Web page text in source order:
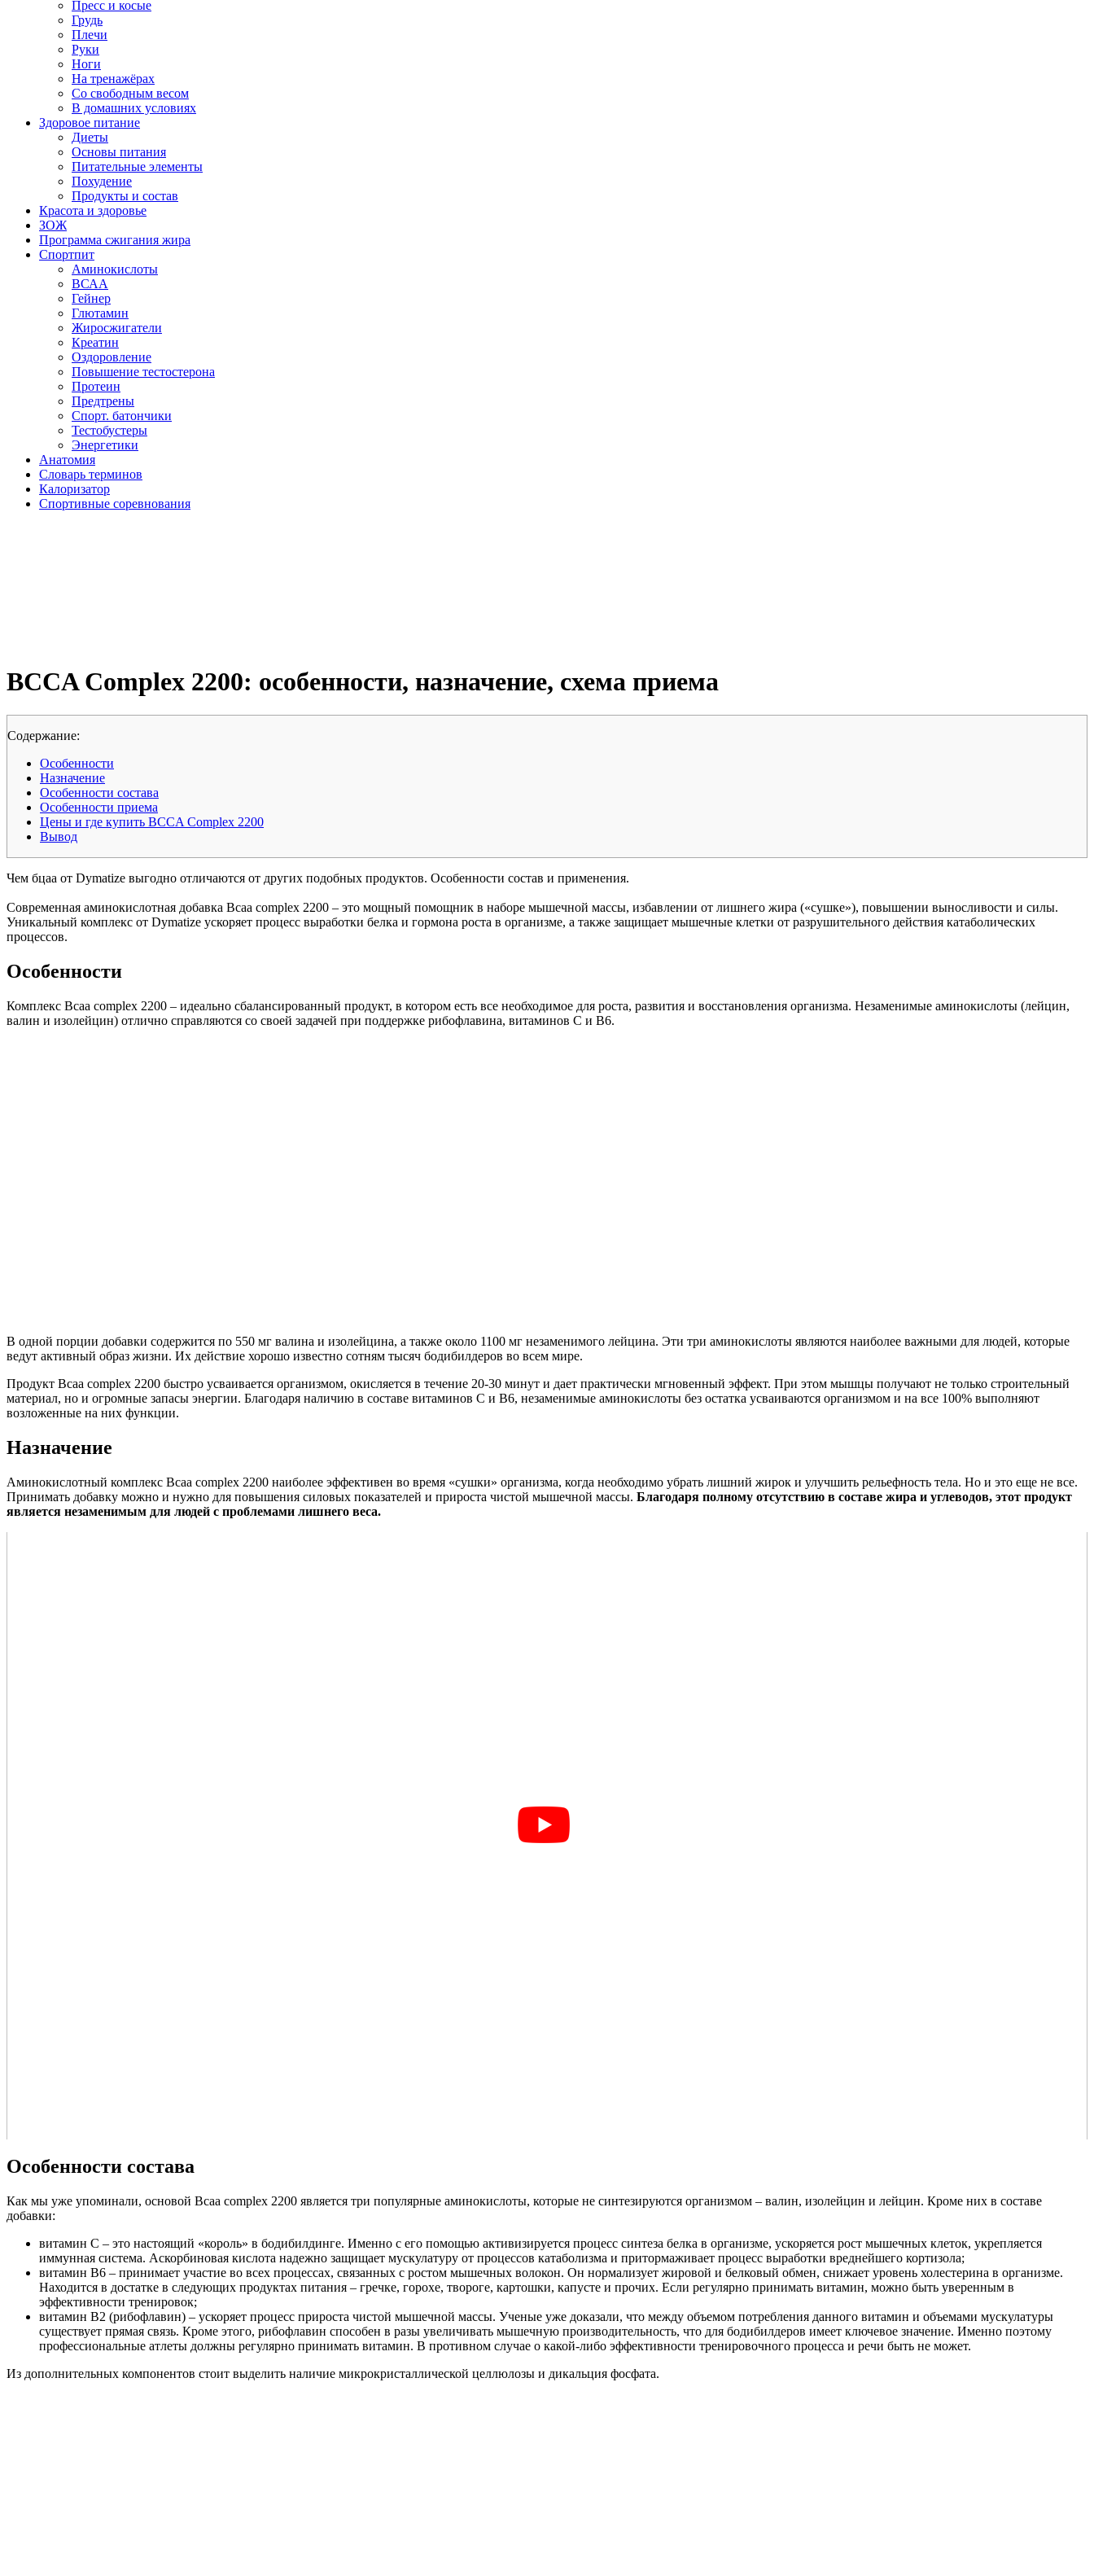
Пресс и косые
Грудь
Плечи
Руки
Ноги
На тренажёрах
Со свободным весом
В домашних условиях
Здоровое питание
Диеты
Основы питания
Питательные элементы
Похудение
Продукты и состав
Красота и здоровье
ЗОЖ
Программа сжигания жира
Спортпит
Аминокислоты
ВСАА
Гейнер
Глютамин
Жиросжигатели
Креатин
Оздоровление
Повышение тестостерона
Протеин
Предтрены
Спорт. батончики
Тестобустеры
Энергетики
Анатомия
Словарь терминов
Калоризатор
Спортивные соревнования
BCCA Complex 2200: особенности, назначение, схема приема
Cодержание:
Особенности
Назначение
Особенности состава
Особенности приема
Цены и где купить BCCA Complex 2200
Вывод
Чем бцаа от Dymatize выгодно отличаются от других подобных продуктов. Особенности состав и применения.
Современная аминокислотная добавка Bcaa complex 2200 – это мощный помощник в наборе мышечной массы, избавлении от лишнего жира («сушке»), повышении выносливости и силы.
Уникальный комплекс от Dymatize ускоряет процесс выработки белка и гормона роста в организме, а также защищает мышечные клетки от разрушительного действия катаболических
процессов.
Особенности
Комплекс Bcaa complex 2200 – идеально сбалансированный продукт, в котором есть все необходимое для роста, развития и восстановления организма. Незаменимые аминокислоты (лейцин,
валин и изолейцин) отлично справляются со своей задачей при поддержке рибофлавина, витаминов С и В6.
В одной порции добавки содержится по 550 мг валина и изолейцина, а также около 1100 мг незаменимого лейцина. Эти три аминокислоты являются наиболее важными для людей, которые
ведут активный образ жизни. Их действие хорошо известно сотням тысяч бодибилдеров во всем мире.
Продукт Bcaa complex 2200 быстро усваивается организмом, окисляется в течение 20-30 минут и дает практически мгновенный эффект. При этом мышцы получают не только строительный
материал, но и огромные запасы энергии. Благодаря наличию в составе витаминов С и В6, незаменимые аминокислоты без остатка усваиваются организмом и на все 100% выполняют
возложенные на них функции.
Назначение
Аминокислотный комплекс Bcaa complex 2200 наиболее эффективен во время «сушки» организма, когда необходимо убрать лишний жирок и улучшить рельефность тела. Но и это еще не все.
Принимать добавку можно и нужно для повышения силовых показателей и прироста чистой мышечной массы. Благодаря полному отсутствию в составе жира и углеводов, этот продукт
является незаменимым для людей с проблемами лишнего веса.
Особенности состава
Как мы уже упоминали, основой Bcaa complex 2200 является три популярные аминокислоты, которые не синтезируются организмом – валин, изолейцин и лейцин. Кроме них в составе
добавки:
витамин С – это настоящий «король» в бодибилдинге. Именно с его помощью активизируется процесс синтеза белка в организме, ускоряется рост мышечных клеток, укрепляется
иммунная система. Аскорбиновая кислота надежно защищает мускулатуру от процессов катаболизма и притормаживает процесс выработки вреднейшего кортизола;
витамин В6 – принимает участие во всех процессах, связанных с ростом мышечных волокон. Он нормализует жировой и белковый обмен, снижает уровень холестерина в организме.
Находится в достатке в следующих продуктах питания – гречке, горохе, твороге, картошки, капусте и прочих. Если регулярно принимать витамин, можно быть уверенным в
эффективности тренировок;
витамин В2 (рибофлавин) – ускоряет процесс прироста чистой мышечной массы. Ученые уже доказали, что между объемом потребления данного витамин и объемами мускулатуры
существует прямая связь. Кроме этого, рибофлавин способен в разы увеличивать мышечную производительность, что для бодибилдеров имеет ключевое значение. Именно поэтому
профессиональные атлеты должны регулярно принимать витамин. В противном случае о какой-либо эффективности тренировочного процесса и речи быть не может.
Из дополнительных компонентов стоит выделить наличие микрокристаллической целлюлозы и дикальция фосфата.